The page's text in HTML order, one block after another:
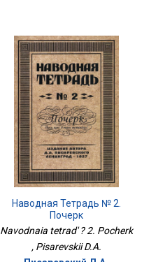
Наводная Тетрадь № 2.
Почерк
Navodnaia tetrad' ? 2. Pocherk
, Pisarevskii D.A.